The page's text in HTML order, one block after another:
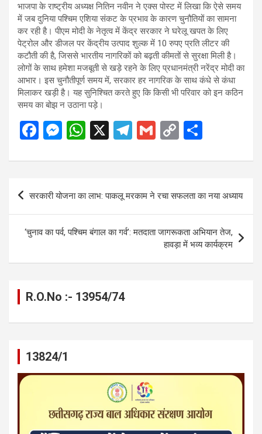
भाजपा के राष्ट्रीय अध्यक्ष नितिन नवीन ने एक्स पोस्ट में लिखा कि ऐसे समय
में जब दुनिया पश्चिम एशिया संकट के प्रभाव के कारण चुनौतियों का सामना
कर रही है। पीएम मोदी के नेतृत्व में केंद्र सरकार ने घरेलू खपत के लिए
पेट्रोल और डीजल पर केंद्रीय उत्पाद शुल्क में 10 रुपए प्रति लीटर की
कटौती की है, जिससे भारतीय नागरिकों को बढ़ती कीमतों से सुरक्षा मिली है।
लोगों के साथ हमेशा मजबूती से खड़े रहने के लिए प्रधानमंत्री नरेंद्र मोदी का
आभार। इस चुनौतीपूर्ण समय में, सरकार हर नागरिक के साथ कंधे से कंधा
मिलाकर खड़ी है। यह सुनिश्चित करते हुए कि किसी भी परिवार को इन कठिन
समय का बोझ न उठाना पड़े।
F
ce
o
o
k
M
se
g
er
W
at
A
p
p
X
T
e
a
m
G
ail
C
py
n
k
ar
Post
सरकारी योजना का लाभ: पाकलू मरकाम ने रचा सफलता का नया अध्याय
‘चुनाव का पर्व, पश्चिम बंगाल का गर्व’: मतदाता जागरूकता अभियान तेज,
हावड़ा में भव्य कार्यक्रम
R.O.No :- 13954/74
13824/1